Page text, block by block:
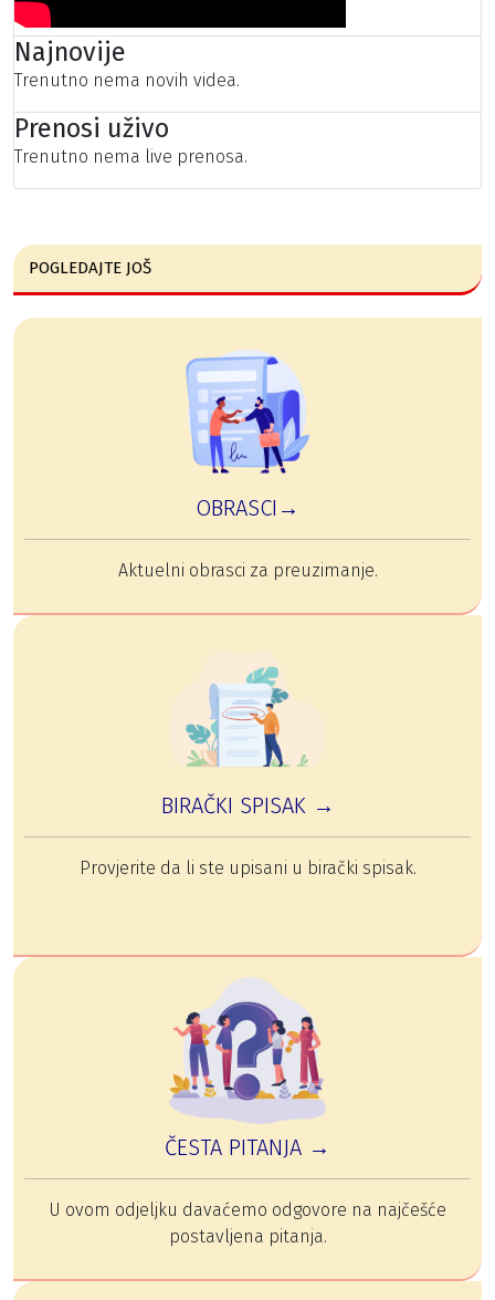
Najnovije
Trenutno nema novih videa.
Prenosi uživo
Trenutno nema live prenosa.
POGLEDAJTE JOŠ
OBRASCI→
Aktuelni obrasci za preuzimanje.
BIRAČKI SPISAK →
Provjerite da li ste upisani u birački spisak.
ČESTA PITANJA →
U ovom odjeljku davaćemo odgovore na najčešće
postavljena pitanja.